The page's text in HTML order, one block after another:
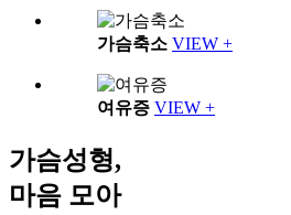
가슴축소 VIEW +
여유증 VIEW +
가슴성형,
마음 모아